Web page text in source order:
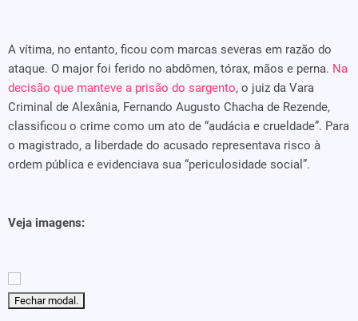
A vítima, no entanto, ficou com marcas severas em razão do
ataque. O major foi ferido no abdômen, tórax, mãos e perna. Na
decisão que manteve a prisão do sargento, o juiz da Vara
Criminal de Alexânia, Fernando Augusto Chacha de Rezende,
classificou o crime como um ato de “audácia e crueldade”. Para
o magistrado, a liberdade do acusado representava risco à
ordem pública e evidenciava sua “periculosidade social”.
Veja imagens:
Fechar modal.